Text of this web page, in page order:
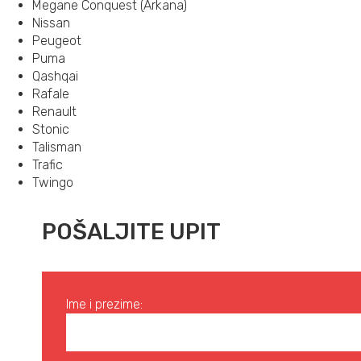
Megane Conquest (Arkana)
Nissan
Peugeot
Puma
Qashqai
Rafale
Renault
Stonic
Talisman
Trafic
Twingo
POŠALJITE UPIT
Ime i prezime: